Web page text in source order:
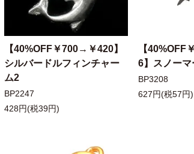
【40%OFF￥700→￥420】
シルバードルフィンチャー
ム2
BP2247
428円(税39円)
【40%OFF
6】スノー
BP3208
627円(税57円)